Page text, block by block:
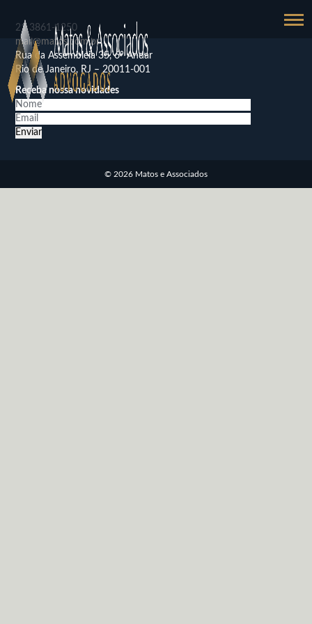
21 3861-1250
mail@matos.com.br
Rua da Assembléia 35, 6º Andar
Rio de Janeiro, RJ – 20011-001
Receba nossa novidades
© 2026 Matos e Associados